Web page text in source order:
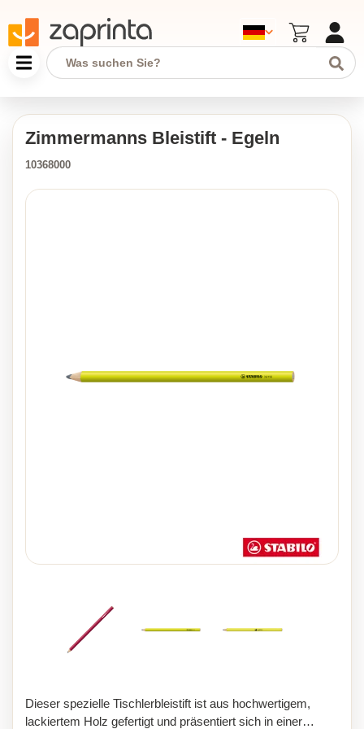
Zimmermanns Bleistift - Egeln
10368000
Dieser spezielle Tischlerbleistift ist aus hochwertigem,
lackiertem Holz gefertigt und präsentiert sich in einer